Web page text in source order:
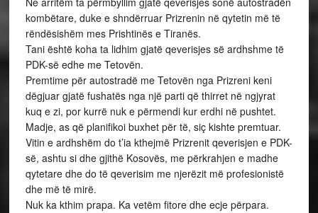
kombëtare, duke e shndërruar Prizrenin në qytetin më të
rëndësishëm mes Prishtinës e Tiranës.
Tani është koha ta lidhim gjatë qeverisjes së ardhshme të
PDK-së edhe me Tetovën.
Premtime për autostradë me Tetovën nga Prizreni keni
dëgjuar gjatë fushatës nga një parti që thirret në ngjyrat
kuq e zi, por kurrë nuk e përmendi kur erdhi në pushtet.
Madje, as që planifikoi buxhet për të, siç kishte premtuar.
Vitin e ardhshëm do t’ia kthejmë Prizrenit qeverisjen e PDK-
së, ashtu si dhe gjithë Kosovës, me përkrahjen e madhe
qytetare dhe do të qeverisim me njerëzit më profesionistë
dhe më të mirë.
Nuk ka kthim prapa. Ka vetëm fitore dhe ecje përpara.